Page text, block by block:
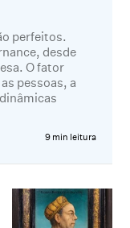
perfeitos.
desde
O fator
pessoas, a
9 min leitura